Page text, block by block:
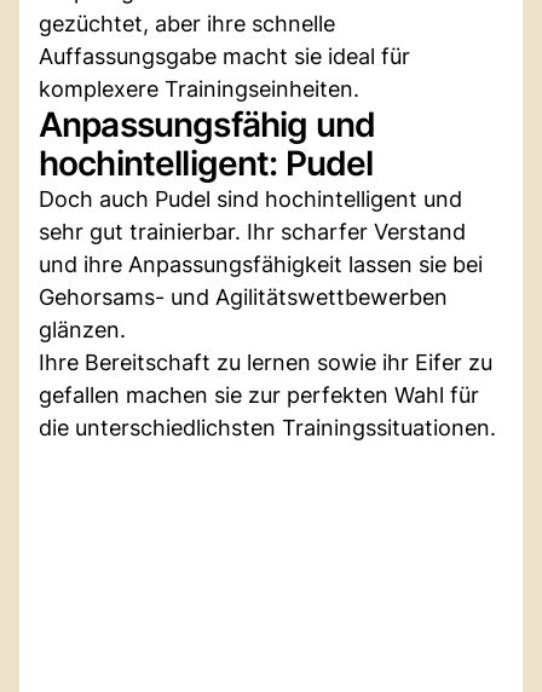
gezüchtet, aber ihre schnelle
Auffassungsgabe macht sie ideal für
komplexere Trainingseinheiten.
Anpassungsfähig und
hochintelligent: Pudel
Doch auch Pudel sind hochintelligent und
sehr gut trainierbar. Ihr scharfer Verstand
und ihre Anpassungsfähigkeit lassen sie bei
Gehorsams- und Agilitätswettbewerben
glänzen.
Ihre Bereitschaft zu lernen sowie ihr Eifer zu
gefallen machen sie zur perfekten Wahl für
die unterschiedlichsten Trainingssituationen.